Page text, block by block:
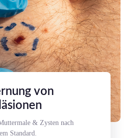
von
& Zysten nach
Standard.